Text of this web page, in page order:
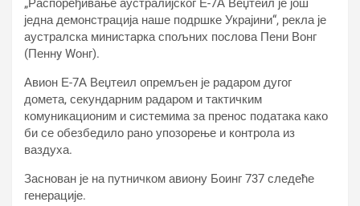
„Распоређивање аустралијског Е-7А Веџтеил је још
једна демонстрација наше подршке Украјини“, рекла је
аустралска министарка спољних послова Пени Вонг
(Пеннy Wонг).
Авион Е-7А Веџтеил опремљен је радаром дугог
домета, секундарним радаром и тактичким
комуникационим и системима за пренос података како
би се обезбедило рано упозорење и контрола из
ваздуха.
Заснован је на путничком авиону Боинг 737 следеће
генерације.